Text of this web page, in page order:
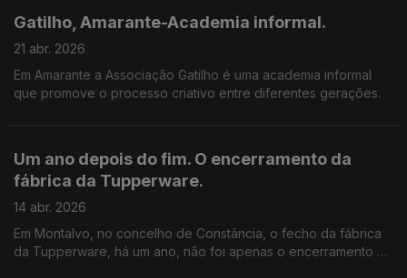
Gatilho, Amarante-Academia informal.
21 abr. 2026
Em Amarante a Associação Gatilho é uma academia informal
que promove o processo criativo entre diferentes gerações.
Um ano depois do fim. O encerramento da
fábrica da Tupperware.
14 abr. 2026
Em Montalvo, no concelho de Constância, o fecho da fábrica
da Tupperware, há um ano, não foi apenas o encerramento de